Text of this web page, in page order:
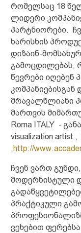
რომელსაც 18
ლიდერი
პარტნიორები.
ხარისხის
დიზაინ-
გამოცდილებას,
წევრები
მრავალწლიანი
მართვის
Roma ITALY -
visualization artist ,
,http://
ჩვენ ვართ
მოდერნისტული
პრაქტიკული
ვეხებით